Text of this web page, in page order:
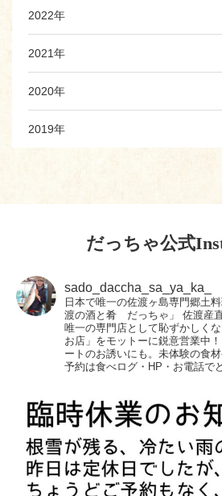
2022年
2021年
2020年
2019年
だっちゃ公式
sado_daccha_sa_ya_ka_
日本で唯一の佐渡ヶ島専門郷土
渡の酒と肴 だっちゃ」
佐渡産
唯一の専門店として恥ずかしく
お店」をモットーに鋭意営業中！
ートのお誘いにも。未体験の食
予約は食べログ・HP・お電話で